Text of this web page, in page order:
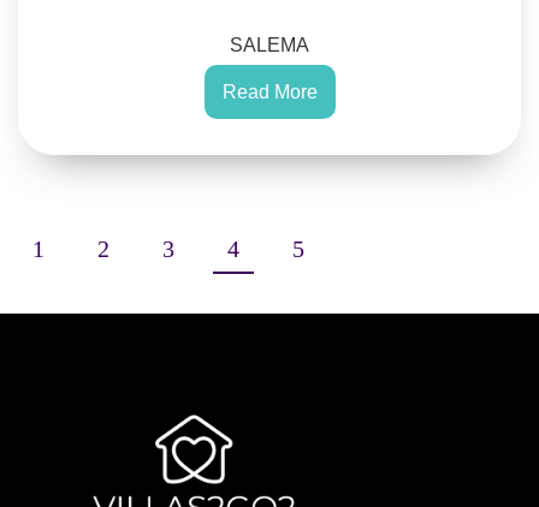
SALEMA
Read More
1 2 3 4 5